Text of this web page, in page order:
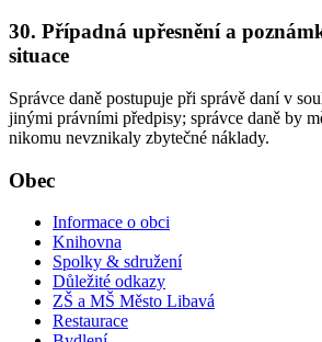
30. Případná upřesnění a
situace
Správce daně postupuje při správě daní v
jinými právními předpisy; správce daně by
nikomu nevznikaly zbytečné náklady.
Obec
Informace o obci
Knihovna
Spolky & sdružení
Důležité odkazy
ZŠ a MŠ Město Libavá
Restaurace